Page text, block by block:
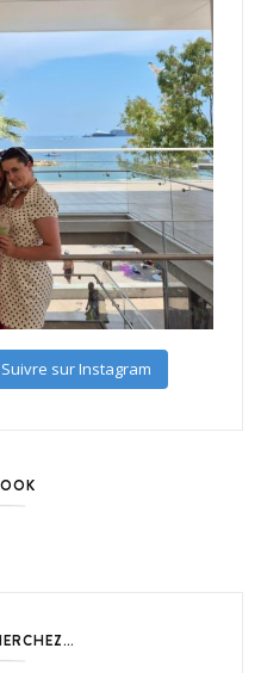
Suivre sur Instagram